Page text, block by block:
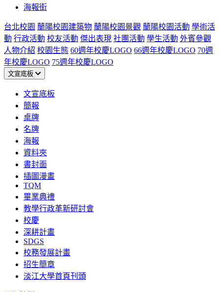
海報街
台北校園 蘭陽校園建築物 蘭陽校園景觀 蘭陽校園活動 學術活
動 行政活動 校友活動 傑出表現 社團活動 學生活動 外賓參觀
人物介紹 校園生態 60週年校慶LOGO 66週年校慶LOGO 70週
年校慶LOGO 75週年校慶LOGO
文宣底板
文宣底板
簡報
桌牌
名牌
海報
資料夾
書封面
插圖漫畫
TQM
畢業典禮
教學行政革新研討會
校慶
深耕計畫
SDGS
校務發展計畫
招生簡章
淡江大學首頁刊頭